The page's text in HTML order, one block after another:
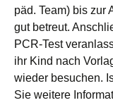
päd. Team) bis zur
gut betreut.
PCR-Test
ihr Kind nach
wieder besuchen.
Sie weitere